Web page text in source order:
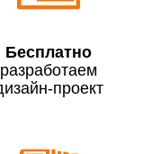
Бесплатно
разработаем
проект